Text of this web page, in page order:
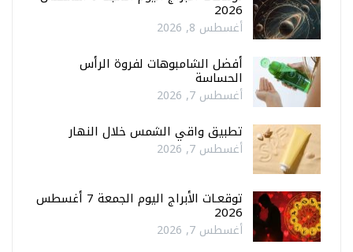
2026
أغسطس 8, 2026
أفضل الشامبوهات لفروة الرأس
الحساسة
أغسطس 7, 2026
تطبيق واقي الشمس خلال النهار
أغسطس 7, 2026
توقعـات الأبراج اليوم الجمعة 7 أغسطس
2026
أغسطس 7, 2026